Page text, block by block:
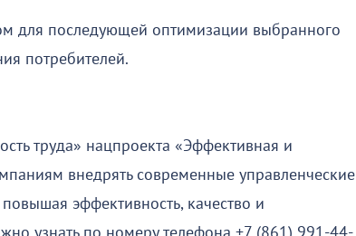
для последующей оптимизации выбранного
потребителей.
труда» нацпроекта «Эффективная и
внедрять современные управленческие
эффективность, качество и